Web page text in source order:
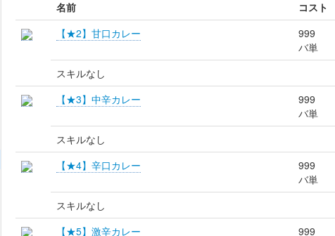
名前
コスト
【★2】甘口カレー
999
バ単
スキルなし
【★3】中辛カレー
999
バ単
スキルなし
【★4】辛口カレー
999
バ単
スキルなし
【★5】激辛カレー
999